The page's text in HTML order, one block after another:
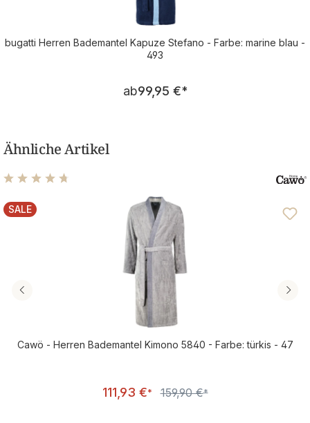
bugatti Herren Bademantel Kapuze Stefano - Farbe: marine blau -
493
Regulärer Preis:
ab99,95 €*
Ähnliche Artikel
Durchschnittliche Bewertung von 4.81 von 5 Sternen
RABATT
SALE
Cawö - Herren Bademantel Kimono 5840 - Farbe: türkis - 47
Verkaufspreis:
111,93 €* Regulärer Preis:
159,90 €*